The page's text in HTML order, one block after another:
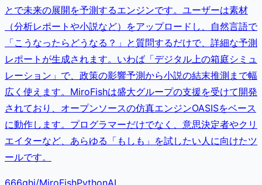
とで未来の展開を予測するエンジンです。ユーザーは素材
（分析レポートや小説など）をアップロードし、自然言語で
「こうなったらどうなる？」と質問するだけで、詳細な予測
レポートが生成されます。いわば「デジタル上の箱庭シミュ
レーション」で、政策の影響予測から小説の結末推測まで幅
広く使えます。MiroFishは盛大グループの支援を受けて開発
されており、オープンソースの仿真エンジンOASISをベース
に動作します。プログラマーだけでなく、意思決定者やクリ
エイターなど、あらゆる「もしも」を試したい人に向けたツ
ールです。
666ghj/MiroFishPythonAI